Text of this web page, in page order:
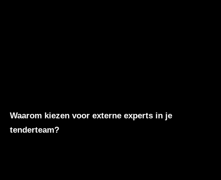
Waarom kiezen voor externe experts in je
tenderteam?